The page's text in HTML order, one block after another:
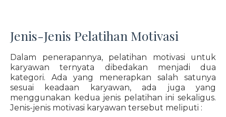
Jenis-Jenis Pelatihan Motivasi
Dalam penerapannya, pelatihan motivasi untuk
karyawan ternyata dibedakan menjadi dua
kategori. Ada yang menerapkan salah satunya
sesuai keadaan karyawan, ada juga yang
menggunakan kedua jenis pelatihan ini sekaligus.
Jenis-jenis motivasi karyawan tersebut meliputi :